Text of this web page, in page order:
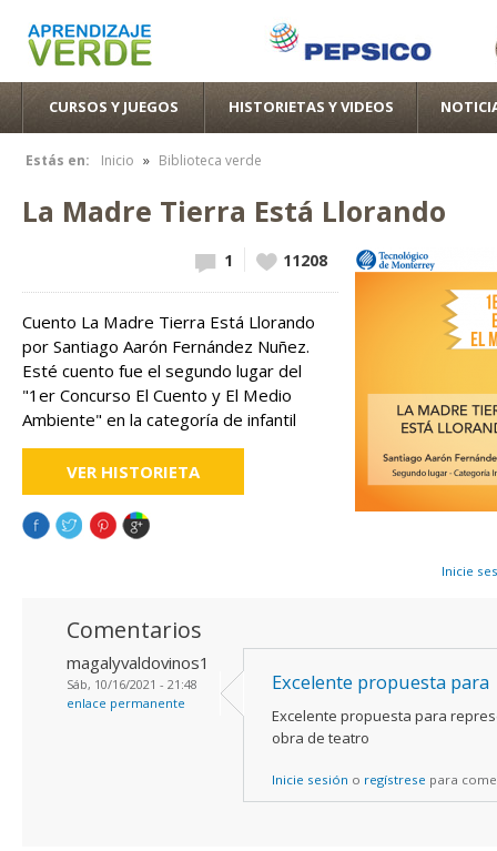
CURSOS Y JUEGOS HISTORIETAS Y VIDEOS
Estás en:
Se encuentra usted aquí
Inicio » Biblioteca verde
La Madre Tierra Está Llorando
11208
Vote up!
1
Cuento La Madre Tierra Está Llorando
por Santiago Aarón Fernández Nuñez.
Esté cuento fue el segundo lugar del
"1er Concurso El Cuento y El Medio
Ambiente" en la categoría de infantil
VER HISTORIETA
Inicie
Comentarios
magalyvaldovinos1
Sáb, 10/16/2021 - 21:48
enlace permanente
Excelente propuesta para
Excelente propuesta para
obra de teatro
Inicie sesión o regístrese para